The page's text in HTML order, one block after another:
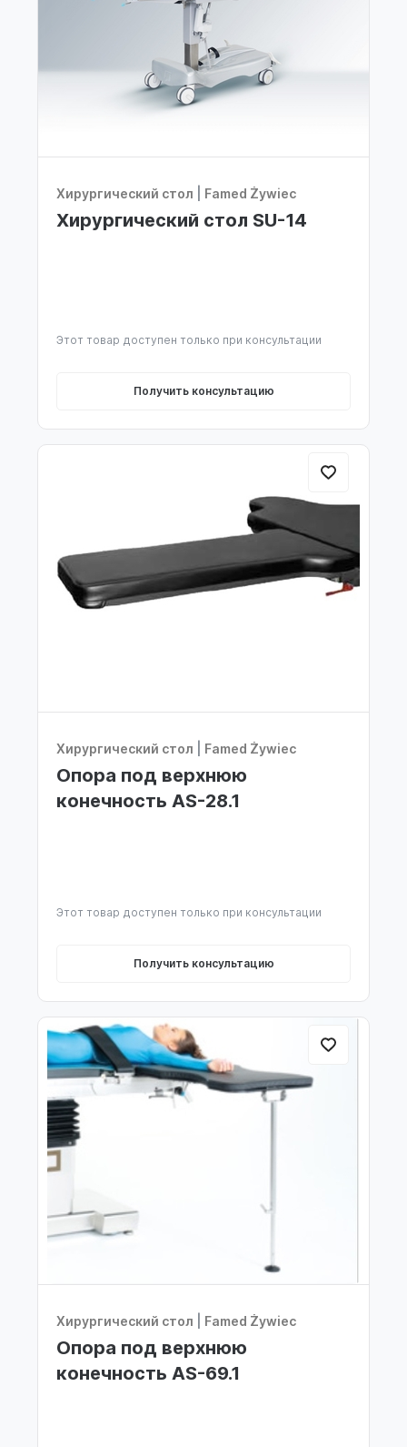
Хирургический стол Famed Żywiec
Хирургический стол SU-14
Этот товар доступен только при консультации
Получить консультацию
Хирургический стол Famed Żywiec
Опора под верхнюю
конечность AS-28.1
Этот товар доступен только при консультации
Получить консультацию
Хирургический стол Famed Żywiec
Опора под верхнюю
конечность AS-69.1